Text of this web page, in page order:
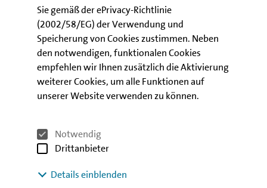
Sie gemäß der ePrivacy-Richtlinie
(2002/58/EG) der Verwendung und
Speicherung von Cookies zustimmen. Neben
den notwendigen, funktionalen Cookies
empfehlen wir Ihnen zusätzlich die Aktivierung
weiterer Cookies, um alle Funktionen auf
unserer Website verwenden zu können.
Notwendig
Drittanbieter
Details einblenden
zur Nachhaltigkeit in der IBB:
Investor Relations
Nachhaltigkeit in der IBB
Kontakt